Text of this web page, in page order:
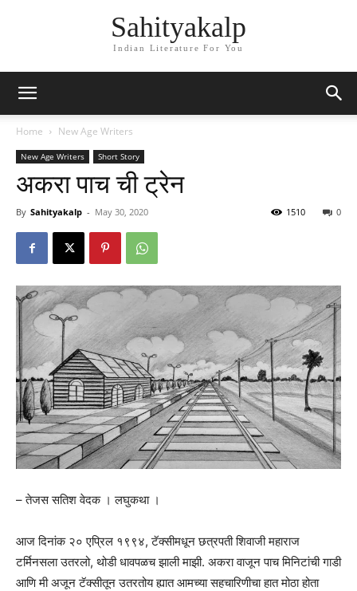
Sahityakalp
Indian Literature For You
Home New Age Writers
New Age Writers Short Story
अकरा पाच ची ट्रेन
By Sahityakalp - May 30, 2020 0
1510
– तेजस सतिश वेदक । लघुकथा ।
आज दिनांक २० एप्रिल १९९४, टॅक्सीमधून छत्रपती शिवाजी महाराज
टर्मिनसला उतरलो, थोडी धावपळच झाली माझी. अकरा वाजून पाच मिनिटांची गाडी
आणि मी अजून टॅक्सीतून उतरतोय ह्यात आमच्या सहचारिणीचा हात मोठा होता